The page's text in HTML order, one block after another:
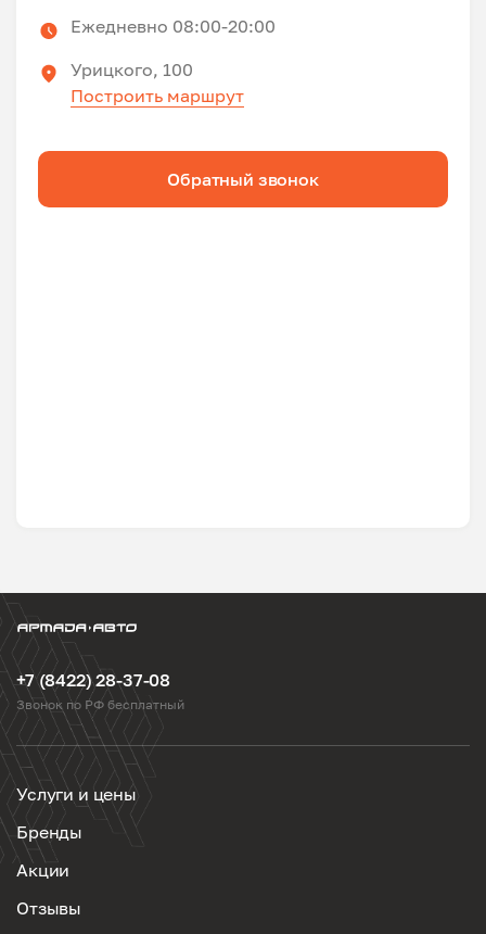
Ежедневно 08:00-20:00
Урицкого, 100
Построить маршрут
Обратный звонок
+7 (8422) 28-37-08
Звонок по РФ бесплатный
Услуги и цены
Бренды
Акции
Отзывы